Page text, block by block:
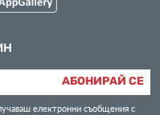
АБОНИРАЙ СЕ
електронни съобщения с